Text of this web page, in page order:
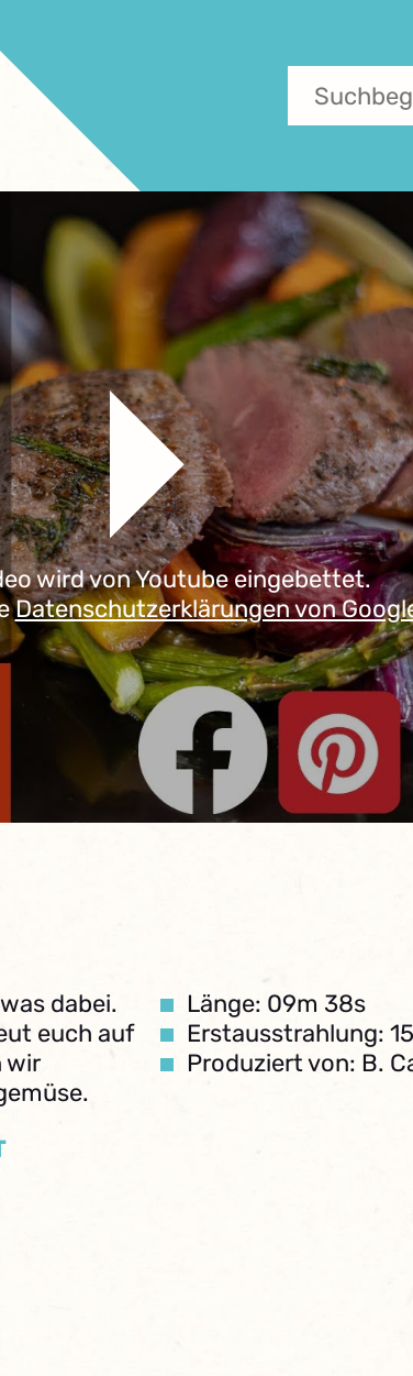
wird von Youtube eingebettet.
Datenschutzerklärungen von
dabei.
euch auf
wir
Länge: 09m 38s
Erstausstrahlung:
Produziert von: B.